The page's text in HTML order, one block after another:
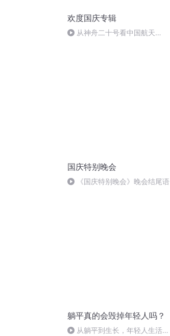
欢度国庆专辑
从神舟二十号看中国航天
国庆特别晚会
《国庆特别晚会》晚会结尾语
躺平真的会毁掉年轻人吗？
从躺平到生长，年轻人生活平